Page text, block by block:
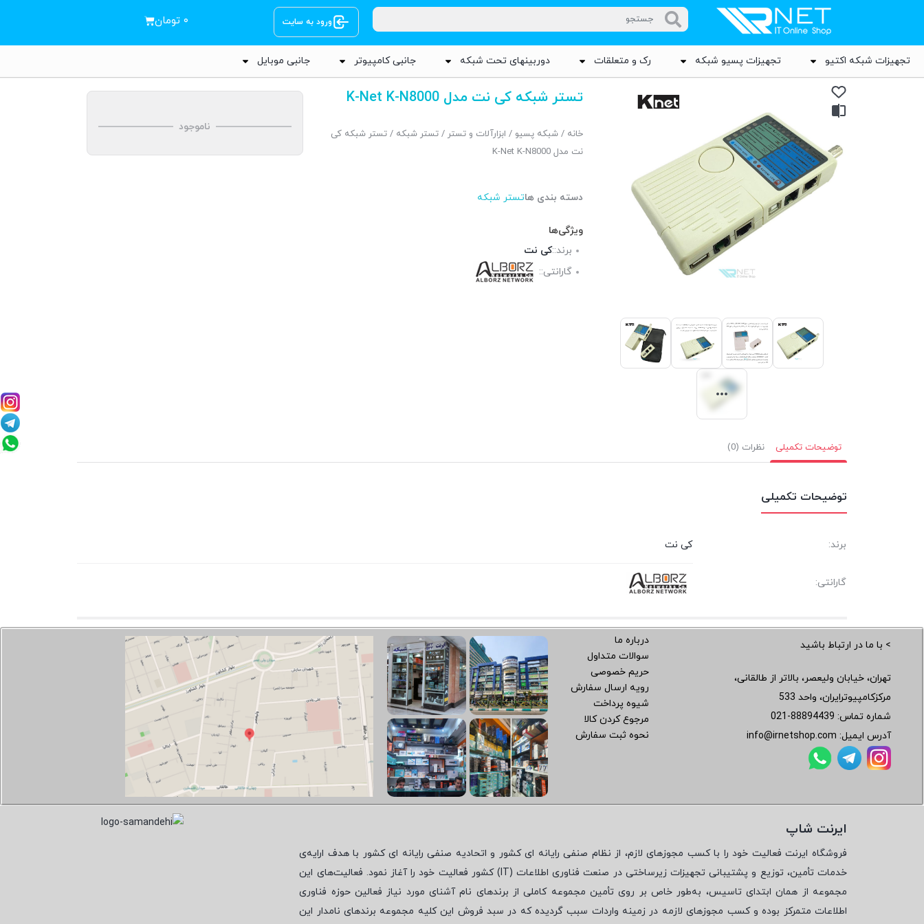
ورود به سایت ۰ تومان
تجهیزات شبکه اکتیو تجهیزات پسیو شبکه رک و متعلقات دوربینهای تحت شبکه جانبی کامپیوتر جانبی موبایل
تستر شبکه کی نت مدل K-Net K-N8000
خانه /شبکه پسیو / ابزارآلات و تستر /تستر شبکه / تستر شبکه کی
نت مدل K-Net K-N8000
دسته بندی هاتستر شبکه
ویژگی‌ها
برند::کی نت
گارانتی::
ناموجود
توضیحات تکمیلی نظرات (0)
توضیحات تکمیلی
برند: کی نت
گارانتی:
> با ما در ارتباط باشید
تهران، خیابان ولیعصر، بالاتر از طالقانی،
مرکزکامپیوترایران، واحد 533
شماره تماس: 021-88894439
آدرس ایمیل: info@irnetshop.com
درباره ما
سوالات متداول
حریم خصوصی
رویه ارسال سفارش
شیوه پرداخت
مرجوع کردن کالا
نحوه ثبت سفارش
ایرنت شاپ
فروشگاه ایرنت فعالیت خود را با کسب مجوزهای لازم، از نظام صنفی رایانه ای کشور و اتحادیه صنفی رایانه ای کشور با هدف ارایه‌ی
خدمات تأمین، توزیع و پشتیبانی تجهیزات زیرساختی در صنعت فناوری اطلاعات ( IT) کشور فعالیت خود را آغاز نمود. فعالیت‌های این
مجموعه از همان ابتدای تاسیس، به‌طور خاص بر روی تأمین مجموعه کاملی از برندهای نام آشنای مورد نیاز فعالین حوزه فناوری
اطلاعات متمرکز بوده و کسب مجوزهای لازمه در زمینه واردات سبب گردیده که در سبد فروش این کلیه مجموعه برندهای نامدار این